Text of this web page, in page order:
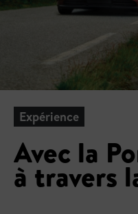
Expérience
Avec la
à travers